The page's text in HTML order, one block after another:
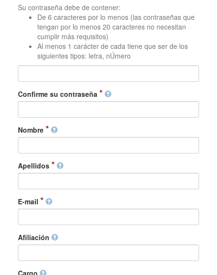
Su contraseña debe de contener:
De 6 caracteres por lo menos (las contraseñas que
tengan por lo menos 20 caracteres no necesitan
cumplir más requisitos)
Al menos 1 carácter de cada tiene que ser de los
siguientes tipos: letra, nÚmero
Confirme su contraseña
Nombre
Apellidos
E-mail
Afiliación
Cargo